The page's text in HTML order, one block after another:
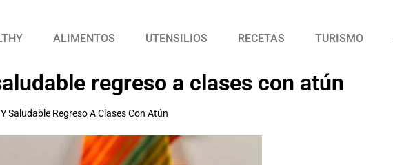
ALIMENTOS UTENSILIOS RECETAS TURISMO
regreso a clases con atún
Saludable Regreso A Clases Con Atún